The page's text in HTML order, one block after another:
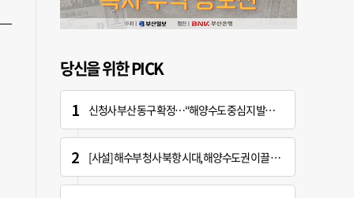
당신을 위한 PICK
신청사 부산 동구 확정…“해양수도 중심지 발돋움할 기회” [해수부 북항 시대]
[사설] 해수부 청사 북항 시대, 해양수도권 이끌 구심점 돼야